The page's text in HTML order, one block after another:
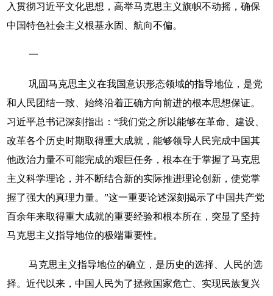
入贯彻习近平文化思想，高举马克思主义旗帜不动摇，确保
中国特色社会主义根基永固、航向不偏。
一
巩固马克思主义在我国意识形态领域的指导地位，是党
和人民团结一致、始终沿着正确方向前进的根本思想保证。
习近平总书记深刻指出：“我们党之所以能够在革命、建设、
改革各个历史时期取得重大成就，能够领导人民完成中国其
他政治力量不可能完成的艰巨任务，根本在于掌握了马克思
主义科学理论，并不断结合新的实际推进理论创新，使党掌
握了强大的真理力量。”这一重要论述深刻揭示了中国共产党
百余年来取得重大成就的重要经验和根本所在，突显了坚持
马克思主义指导地位的极端重要性。
马克思主义指导地位的确立，是历史的选择、人民的选
择。近代以来，中国人民为了拯救国家危亡、实现民族复兴